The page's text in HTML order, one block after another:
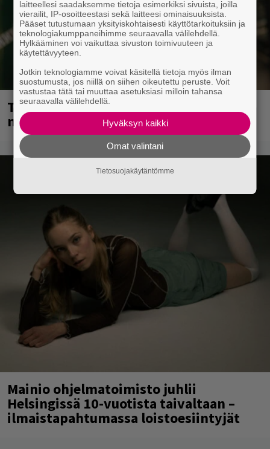
Tampereella sunnuntaina superpäivä –
nämä artistit mukana
Mainio ohjelmatoimisto juhlii
Helsingissä 10-vuotista taivaltaan –
ilmaistapahtumassa loistoesiintyjät
laitteellesi saadaksemme tietoja esimerkiksi sivuista, joilla
vierailit, IP-osoitteestasi sekä laitteesi ominaisuuksista.
Pääset tutustumaan yksityiskohtaisesti käyttötarkoituksiin ja
teknologiakumppaneihimme seuraavalla välilehdellä.
Hylkääminen voi vaikuttaa sivuston toimivuuteen ja
käytettävyyteen.
Jotkin teknologiamme voivat käsitellä tietoja myös ilman
suostumusta, jos niillä on siihen oikeutettu peruste. Voit
vastustaa tätä tai muuttaa asetuksiasi milloin tahansa
seuraavalla välilehdellä.
Hyväksyn kaikki
Omat valintani
Tietosuojakäytäntömme